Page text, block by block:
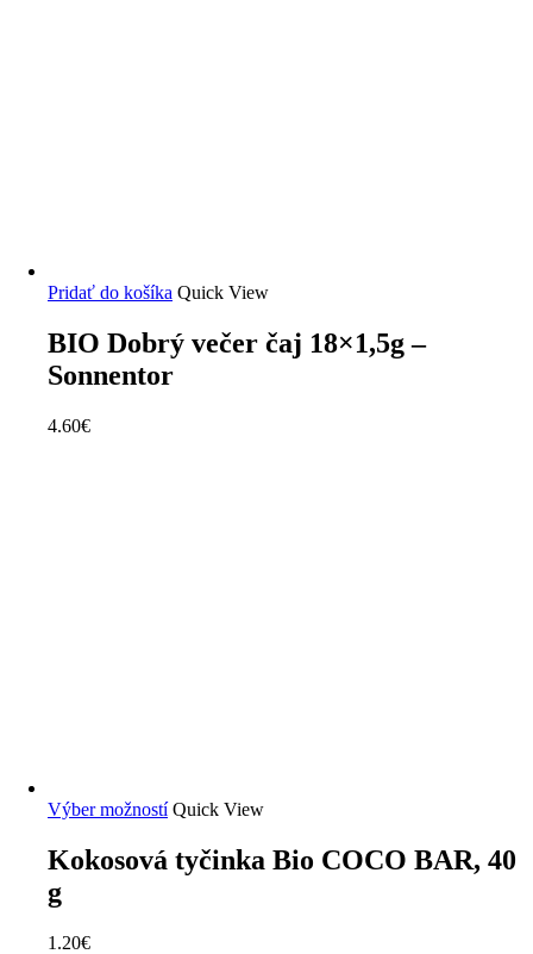
Pridať do košíka Quick View
BIO Dobrý večer čaj 18×1,5g –
Sonnentor
4.60€
Výber možností Quick View
Kokosová tyčinka Bio COCO BAR, 40
g
1.20€